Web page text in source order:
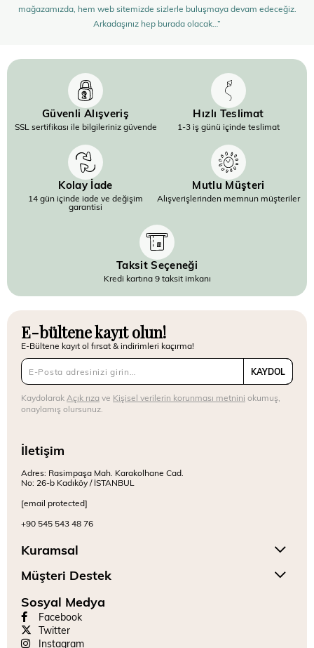
mağazamızda, hem web sitemizde sizlerle buluşmaya devam edeceğiz.
Arkadaşınız hep burada olacak…”
Güvenli Alışveriş
SSL sertifikası ile bilgileriniz güvende
Hızlı Teslimat
1-3 iş günü içinde teslimat
Kolay İade
14 gün içinde iade ve değişim
garantisi
Mutlu Müşteri
Alışverişlerinden memnun müşteriler
Taksit Seçeneği
Kredi kartına 9 taksit imkanı
E-bültene kayıt olun!
E-Bültene kayıt ol fırsat & indirimleri kaçırma!
KAYDOL
Kaydolarak Açık rızave Kişisel verilerin korunması metnini okumuş,
onaylamış olursunuz.
İletişim
Adres: Rasimpaşa Mah. Karakolhane Cad.
No: 26-b Kadıköy / İSTANBUL
[email protected]
+90 545 543 48 76
Kuramsal
Müşteri Destek
Sosyal Medya
Facebook
Twitter
Instagram